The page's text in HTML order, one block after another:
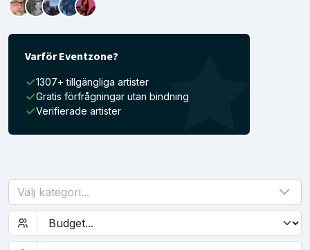
Varför Eventzone?
1307+ tillgängliga artister
Gratis förfrågningar utan bindning
Verifierade artister
Välj kategori...